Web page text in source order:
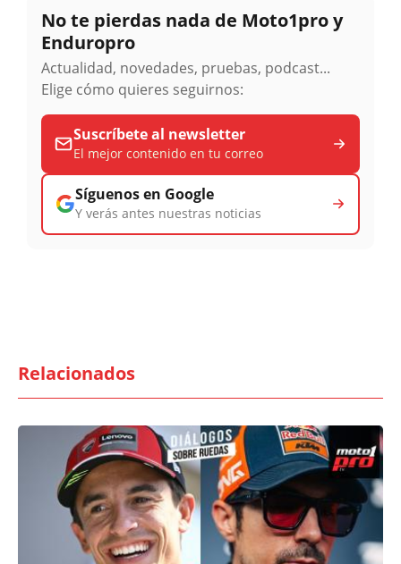
No te pierdas nada de Moto1pro y
Enduropro
Actualidad, novedades, pruebas, podcast...
Elige cómo quieres seguirnos:
Suscríbete al newsletter
El mejor contenido en tu correo
Síguenos en Google
Y verás antes nuestras noticias
Relacionados